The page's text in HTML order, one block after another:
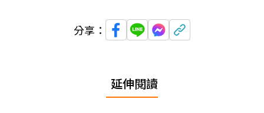
分享：
延伸閱讀